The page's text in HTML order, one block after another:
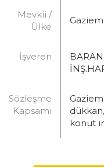
Mevkii /
Ülke
İşveren
Sözleşme
Kapsamı
konut